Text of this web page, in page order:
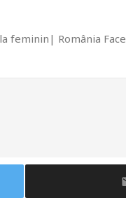
feminin România Face